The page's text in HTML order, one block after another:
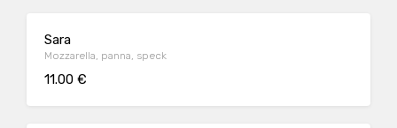
Sara
Mozzarella, panna, speck
11.00 €